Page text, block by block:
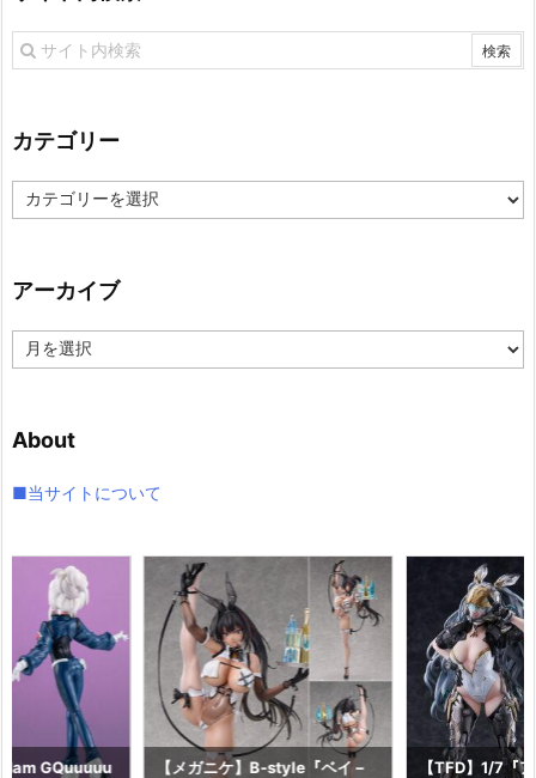
カテゴリー
カ
テ
ー
アーカイブ
ー
ブ
About
■当サイトについて
GQuuuuu
【メガニケ】B-style『ベイ –
【TFD】1/7『